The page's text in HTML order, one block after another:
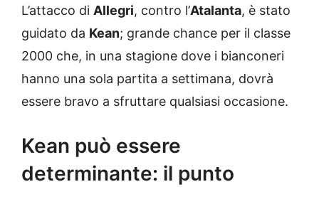
L’attacco di Allegri, contro l’Atalanta, è stato
guidato da Kean; grande chance per il classe
2000 che, in una stagione dove i bianconeri
hanno una sola partita a settimana, dovrà
essere bravo a sfruttare qualsiasi occasione.
Kean può essere
determinante: il punto